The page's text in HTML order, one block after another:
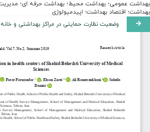
بهداشت عمومی؛ بهداشت محیط؛ بهداشت حرفه ای؛
بهداشت؛ اقتصاد بهداشت؛ اپیدمیولوژی